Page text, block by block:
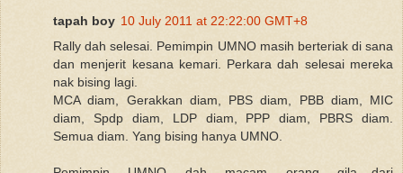
tapah boy 10 July 2011 at 22:22:00 GMT+8
Rally dah selesai. Pemimpin UMNO masih berteriak di sana
dan menjerit kesana kemari. Perkara dah selesai mereka
nak bising lagi.
MCA diam, Gerakkan diam, PBS diam, PBB diam, MIC
diam, Spdp diam, LDP diam, PPP diam, PBRS diam.
Semua diam. Yang bising hanya UMNO.